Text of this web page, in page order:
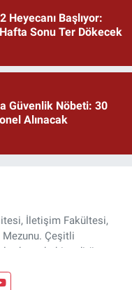
Heyecanı Başlıyor:
Sonu Ter Dökecek
Güvenlik Nöbeti: 30
Alınacak
İletişim Fakültesi,
Çeşitli
muhabir, editör,
adlı haber